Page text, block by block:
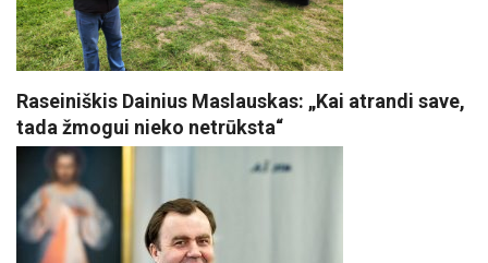
Raseiniškis Dainius Maslauskas: „Kai atrandi save,
tada žmogui nieko netrūksta“